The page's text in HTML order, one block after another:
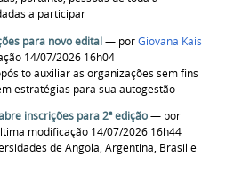
a participar
para novo edital— porGiovana Kais
14/07/2026 16h04
auxiliar as organizações sem fins
estratégias para sua autogestão
inscrições para 2ª edição— por
modificação 14/07/2026 16h44
de Angola, Argentina, Brasil e